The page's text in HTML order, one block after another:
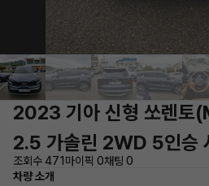
2023 기아 신형 쏘렌토
2.5 가솔린 2WD 5인승
조회수 471 마이픽 0채팅 0
차량 소개